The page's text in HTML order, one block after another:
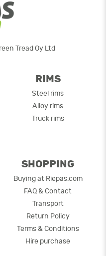
Tread Oy Ltd
RIMS
Steel rims
Alloy rims
Truck rims
SHOPPING
Buying at Riepas.com
FAQ & Contact
Transport
Return Policy
Terms & Conditions
Hire purchase